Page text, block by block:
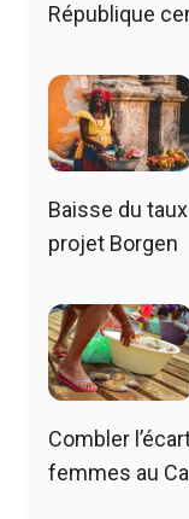
République
Baisse du
projet Borgen
Combler
femmes au